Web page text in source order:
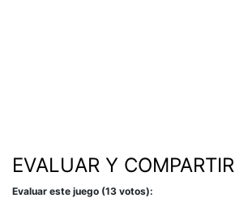
EVALUAR Y COMPARTIR
Evaluar este juego (13 votos):